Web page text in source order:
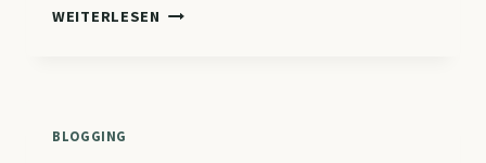
WEITERLESEN AUGEN.BLICK.MAL
BLOGGING